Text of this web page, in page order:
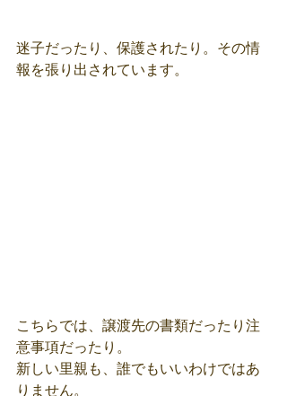
迷子だったり、保護されたり。その情
報を張り出されています。
こちらでは、譲渡先の書類だったり注
意事項だったり。
新しい里親も、誰でもいいわけではあ
りません。